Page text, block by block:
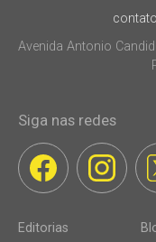
Avenida Antonio
Siga nas redes
Editorias